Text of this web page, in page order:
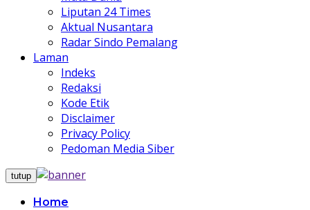
Liputan 24 Times
Aktual Nusantara
Radar Sindo Pemalang
Laman
Indeks
Redaksi
Kode Etik
Disclaimer
Privacy Policy
Pedoman Media Siber
tutup
Home